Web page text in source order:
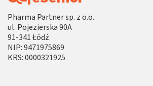
Pharma Partner sp. z o.o.
ul. Pojezierska 90A
91-341 Łódź
NIP: 9471975869
KRS: 0000321925